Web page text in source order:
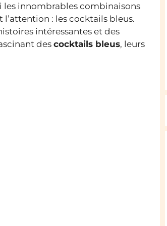
les innombrables combinaisons
: les cocktails bleus.
intéressantes et des
des cocktails bleus, leurs